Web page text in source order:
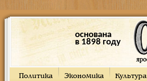
основана
в 1898 году
Политика Экономика Культура